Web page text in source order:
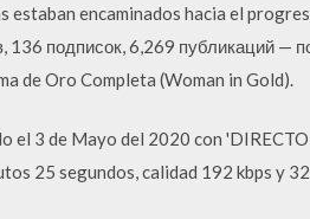
encaminados hacia el
подписок, 6,269 публикаций —
de Oro Completa (Woman in Gold).
el 3 de Mayo del 2020 con
25 segundos, calidad 192 kbps y